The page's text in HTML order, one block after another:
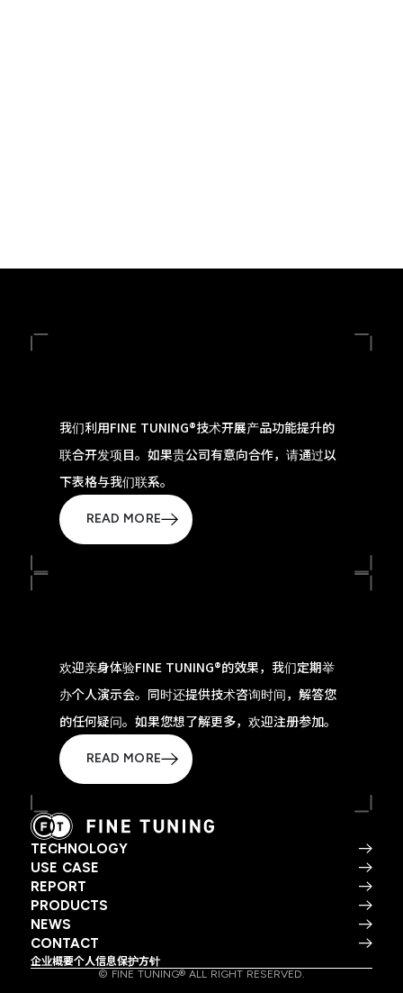
我们利用FINE TUNING®技术开展产品功能提升的
联合开发项目。如果贵公司有意向合作，请通过以
下表格与我们联系。
READ MORE
欢迎亲身体验FINE TUNING®的效果，我们定期举
办个人演示会。同时还提供技术咨询时间，解答您
的任何疑问。如果您想了解更多，欢迎注册参加。
READ MORE
TECHNOLOGY
USE CASE
REPORT
PRODUCTS
NEWS
CONTACT
企业概要个人信息保护方针
© FINE TUNING® ALL RIGHT RESERVED.